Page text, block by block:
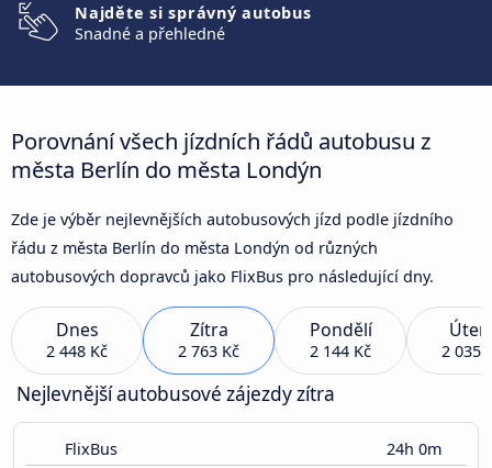
Najděte si správný autobus
Snadné a přehledné
Porovnání všech jízdních řádů autobusu z
města Berlín do města Londýn
Zde je výběr nejlevnějších autobusových jízd podle jízdního
řádu z města Berlín do města Londýn od různých
autobusových dopravců jako FlixBus pro následující dny.
Dnes
2 448 Kč
Zítra
2 763 Kč
Pondělí
2 144 Kč 2 035
Nejlevnější autobusové zájezdy zítra
FlixBus 24h 0m